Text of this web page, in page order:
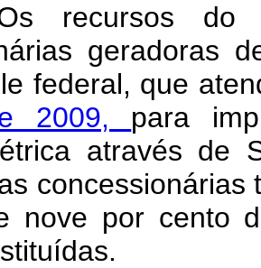
recursos do
geradoras
federal, que
2009, para
através de
nove por cento